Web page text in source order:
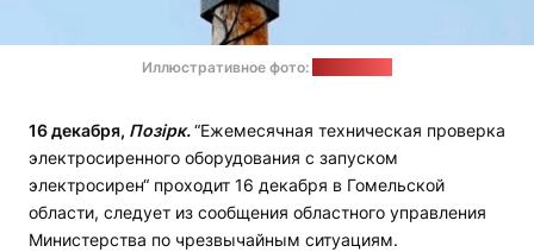
Иллюстративное фото:
16 декабря, Позірк.“Ежемесячная техническая проверка
электросиренного оборудования с запуском
электросирен“ проходит 16 декабря в Гомельской
области, следует из сообщения областного управления
Министерства по чрезвычайным ситуациям.